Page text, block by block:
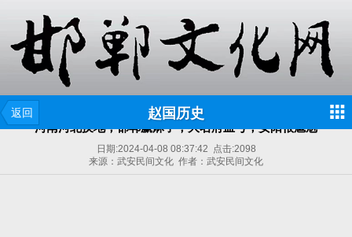
返回 赵国历史
河南河北换地，邯郸赢麻了，大名府血亏，安阳很尴尬
日期:2024-04-08 08:37:42 点击:2098
来源：武安民间文化 作者：武安民间文化